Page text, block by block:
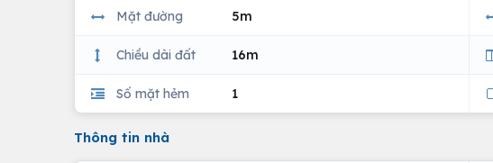
Mặt đường 5m
Chiều dài đất 16m
Số mặt hẻm 1
Thông tin nhà